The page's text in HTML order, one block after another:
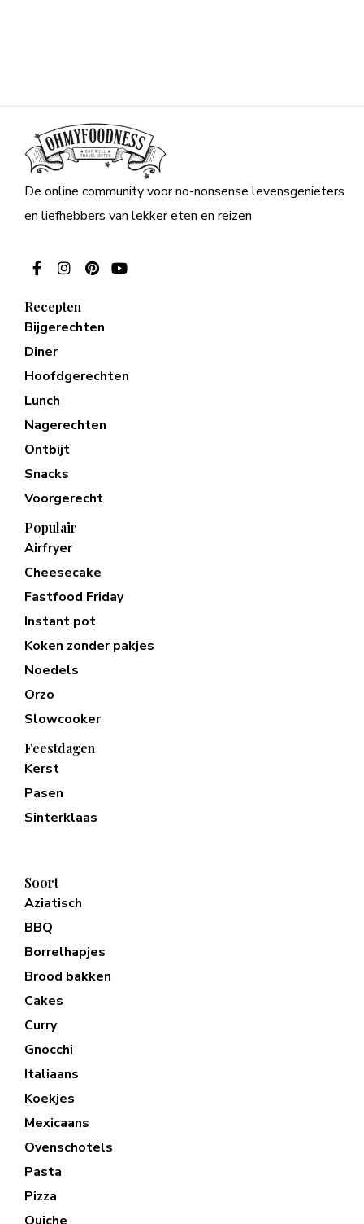
De online community voor no-nonsense levensgenieters
en liefhebbers van lekker eten en reizen
Recepten
Bijgerechten
Diner
Hoofdgerechten
Lunch
Nagerechten
Ontbijt
Snacks
Voorgerecht
Populair
Airfryer
Cheesecake
Fastfood Friday
Instant pot
Koken zonder pakjes
Noedels
Orzo
Slowcooker
Feestdagen
Kerst
Pasen
Sinterklaas
Soort
Aziatisch
BBQ
Borrelhapjes
Brood bakken
Cakes
Curry
Gnocchi
Italiaans
Koekjes
Mexicaans
Ovenschotels
Pasta
Pizza